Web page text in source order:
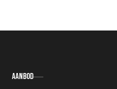
Aanbod